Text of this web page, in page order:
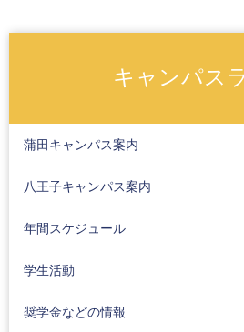
キャンパス
蒲田キャンパス案内
キャンパス概要
蒲田キャンパス
蒲田キャンパスの交通案内
京急蒲田駅から蒲田キャンパスに
八王子キャンパス案内
スクールバスのご案内
スクールバス時刻表
年間スケジュール
学生活動
海外研修と海外語学研修
奨学金などの情報
学費について